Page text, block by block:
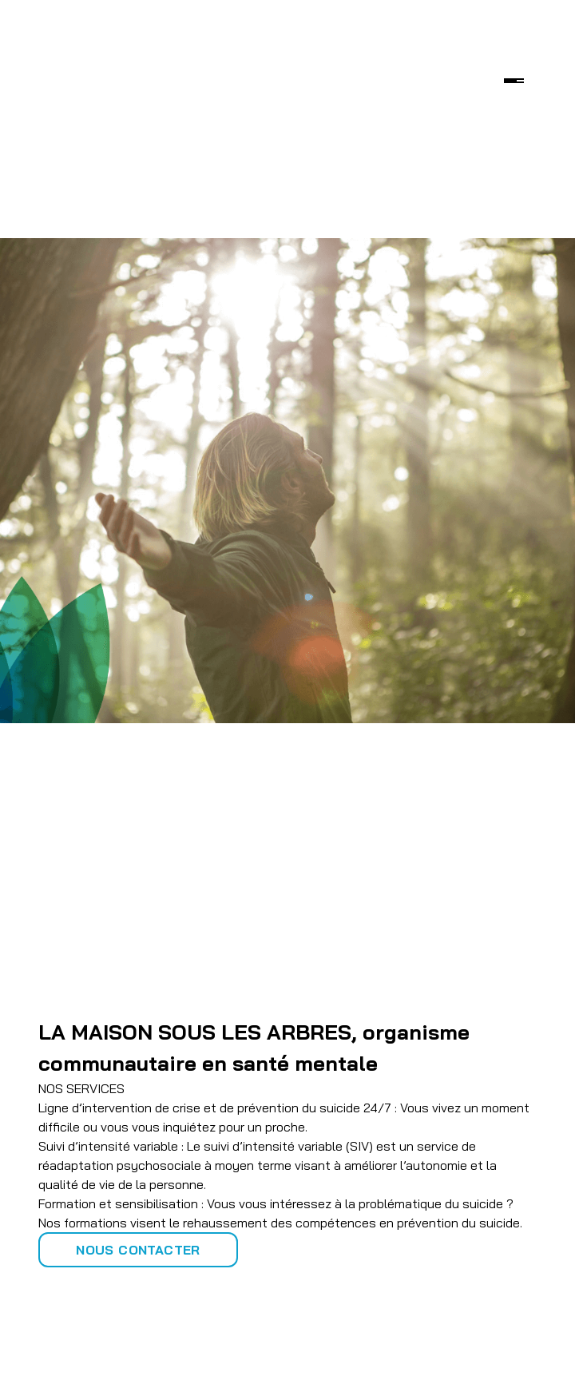
LA MAISON SOUS LES ARBRES, organisme
communautaire en santé mentale
NOS SERVICES
Ligne d’intervention de crise et de prévention du suicide 24/7 : Vous vivez un moment
difficile ou vous vous inquiétez pour un proche.
Suivi d’intensité variable : Le suivi d’intensité variable (SIV) est un service de
réadaptation psychosociale à moyen terme visant à améliorer l’autonomie et la
qualité de vie de la personne.
Formation et sensibilisation : Vous vous intéressez à la problématique du suicide ?
Nos formations visent le rehaussement des compétences en prévention du suicide.
NOUS CONTACTER